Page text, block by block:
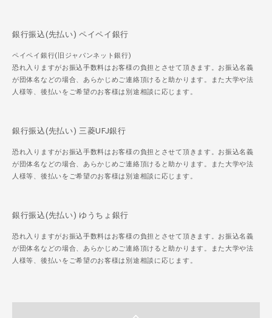
銀行振込(先払い) ペイペイ銀行
ペイペイ銀行(旧ジャパンネット銀行)
恐れ入りますがお振込手数料はお客様の負担とさせて頂きます。お振込名義
が団体名などの場合、あらかじめご連絡頂けると助かります。また大学や法
人様等、後払いをご希望のお客様は別途相談に応じます。
銀行振込(先払い) 三菱UFJ銀行
恐れ入りますがお振込手数料はお客様の負担とさせて頂きます。お振込名義
が団体名などの場合、あらかじめご連絡頂けると助かります。また大学や法
人様等、後払いをご希望のお客様は別途相談に応じます。
銀行振込(先払い) ゆうちょ銀行
恐れ入りますがお振込手数料はお客様の負担とさせて頂きます。お振込名義
が団体名などの場合、あらかじめご連絡頂けると助かります。また大学や法
人様等、後払いをご希望のお客様は別途相談に応じます。